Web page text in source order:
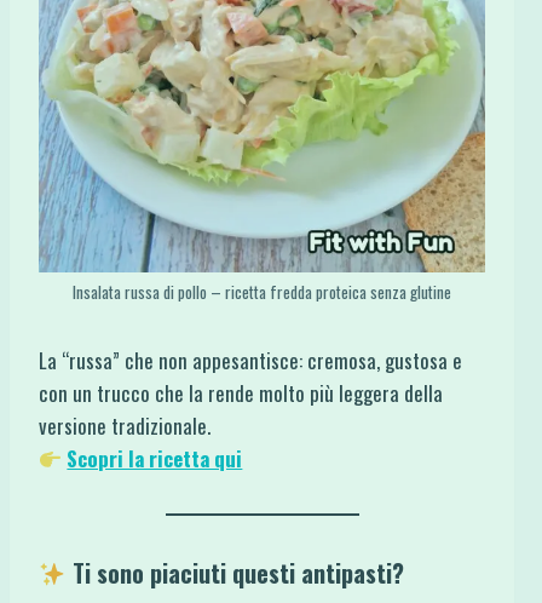
Insalata russa di pollo – ricetta fredda proteica senza glutine
La “russa” che non appesantisce: cremosa, gustosa e
con un trucco che la rende molto più leggera della
versione tradizionale.
Scopri la ricetta qui
Ti sono piaciuti questi antipasti?